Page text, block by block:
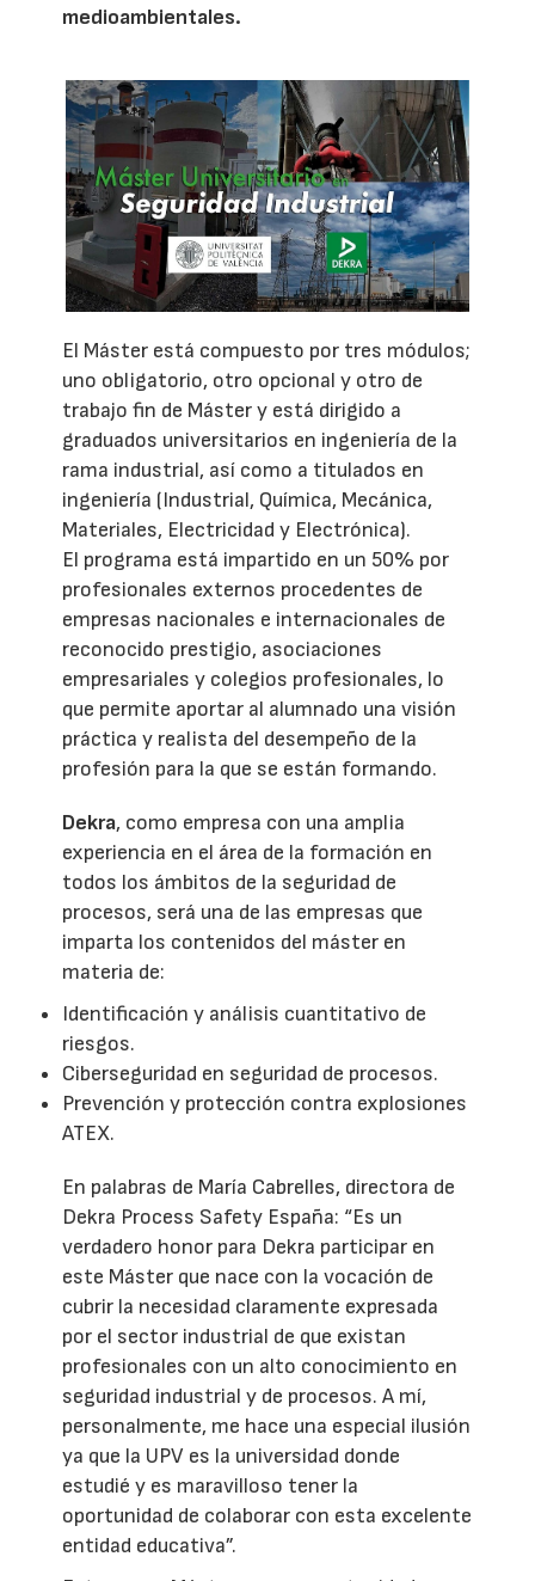
medioambientales.
El Máster está compuesto por tres módulos;
uno obligatorio, otro opcional y otro de
trabajo fin de Máster y está dirigido a
graduados universitarios en ingeniería de la
rama industrial, así como a titulados en
ingeniería (Industrial, Química, Mecánica,
Materiales, Electricidad y Electrónica).
El programa está impartido en un 50% por
profesionales externos procedentes de
empresas nacionales e internacionales de
reconocido prestigio, asociaciones
empresariales y colegios profesionales, lo
que permite aportar al alumnado una visión
práctica y realista del desempeño de la
profesión para la que se están formando.
Dekra, como empresa con una amplia
experiencia en el área de la formación en
todos los ámbitos de la seguridad de
procesos, será una de las empresas que
imparta los contenidos del máster en
materia de:
Identificación y análisis cuantitativo de
riesgos.
Ciberseguridad en seguridad de procesos.
Prevención y protección contra explosiones
ATEX.
En palabras de María Cabrelles, directora de
Dekra Process Safety España: “Es un
verdadero honor para Dekra participar en
este Máster que nace con la vocación de
cubrir la necesidad claramente expresada
por el sector industrial de que existan
profesionales con un alto conocimiento en
seguridad industrial y de procesos. A mí,
personalmente, me hace una especial ilusión
ya que la UPV es la universidad donde
estudié y es maravilloso tener la
oportunidad de colaborar con esta excelente
entidad educativa”.